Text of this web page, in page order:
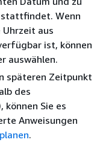
Wenn
Uhrzeit aus
ist, können
auswählen.
späteren Zeitpunkt
des
Sie es
Anweisungen
.